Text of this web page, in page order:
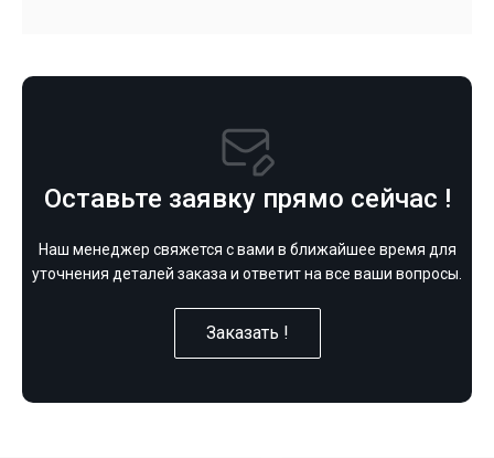
Оставьте заявку прямо сейчас !
Наш менеджер свяжется с вами в ближайшее время для
уточнения деталей заказа и ответит на все ваши вопросы.
Заказать !